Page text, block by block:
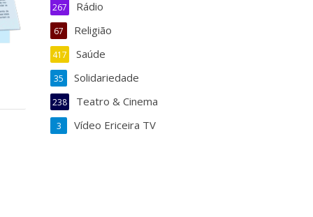
Rádio
267
Religião
67
Saúde
417
Solidariedade
35
Teatro & Cinema
238
Vídeo Ericeira TV
3